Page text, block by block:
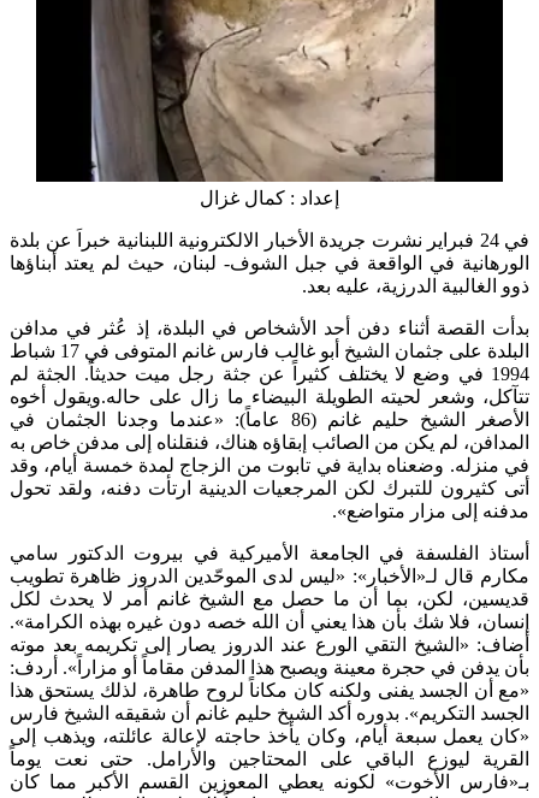
إعداد : كمال غزال
في 24 فبراير نشرت جريدة الأخبار الالكترونية اللبنانية خبراَ عن بلدة
الورهانية في الواقعة في جبل الشوف- لبنان، حيث لم يعتد أبناؤها
ذوو الغالبية الدرزية، عليه بعد.
بدأت القصة أثناء دفن أحد الأشخاص في البلدة، إذ عُثر في مدافن
البلدة على جثمان الشيخ أبو غالب فارس غانم المتوفى في 17 شباط
1994 في وضع لا يختلف كثيراً عن جثة رجل ميت حديثاً. الجثة لم
تتآكل، وشعر لحيته الطويلة البيضاء ما زال على حاله.ويقول أخوه
الأصغر الشيخ حليم غانم (86 عاماً): «عندما وجدنا الجثمان في
المدافن، لم يكن من الصائب إبقاؤه هناك، فنقلناه إلى مدفن خاص به
في منزله. وضعناه بداية في تابوت من الزجاج لمدة خمسة أيام، وقد
أتى كثيرون للتبرك لكن المرجعيات الدينية ارتأت دفنه، ولقد تحول
مدفنه إلى مزار متواضع».
أستاذ الفلسفة في الجامعة الأميركية في بيروت الدكتور سامي
مكارم قال لـ«الأخبار»: «ليس لدى الموحّدين الدروز ظاهرة تطويب
قديسين، لكن، بما أن ما حصل مع الشيخ غانم أمر لا يحدث لكل
إنسان، فلا شك بأن هذا يعني أن الله خصه دون غيره بهذه الكرامة».
أضاف: «الشيخ التقي الورع عند الدروز يصار إلى تكريمه بعد موته
بأن يدفن في حجرة معينة ويصبح هذا المدفن مقاماً أو مزاراً». أردف:
«مع أن الجسد يفنى ولكنه كان مكاناً لروح طاهرة، لذلك يستحق هذا
الجسد التكريم». بدوره أكد الشيخ حليم غانم أن شقيقه الشيخ فارس
«كان يعمل سبعة أيام، وكان يأخذ حاجته لإعالة عائلته، ويذهب إلى
القرية ليوزع الباقي على المحتاجين والأرامل. حتى نعت يوماً
بـ«فارس الأخوت» لكونه يعطي المعوزين القسم الأكبر مما كان